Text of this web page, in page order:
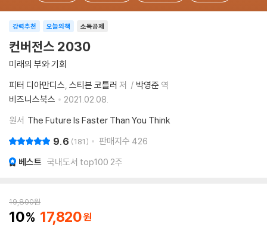
소득공제
강력추천 오늘의책
컨버전스 2030
미래의 부와 기회
피터 디아만디스 스티븐 코틀러 저 박영준 역
비즈니스북스
2021.02.08.
원서 The Future Is Faster Than You Think
9.6 181 판매지수 426
베스트 국내도서 top100 2주
19,800원
10 17,820